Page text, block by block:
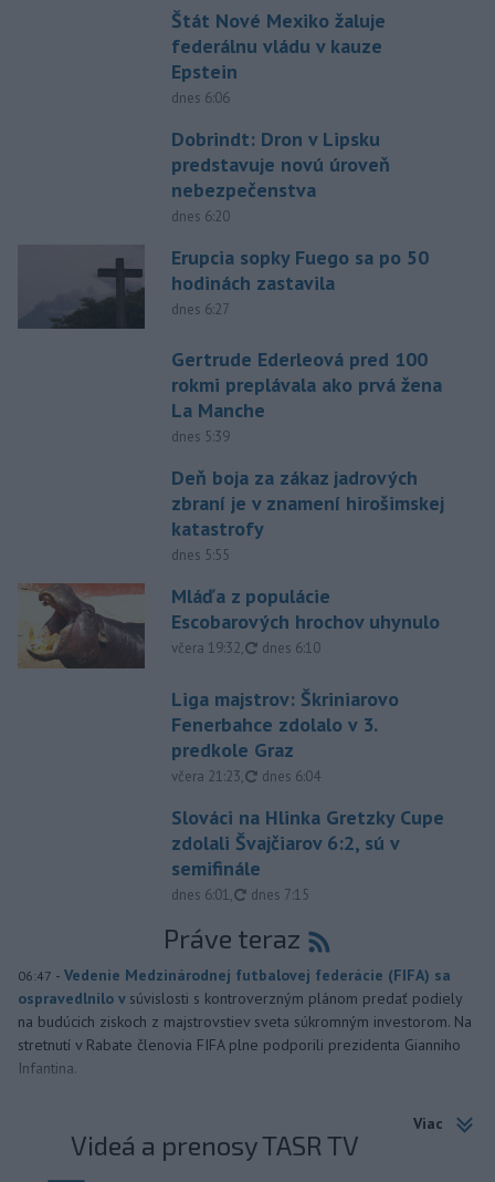
Štát Nové Mexiko žaluje
federálnu vládu v kauze
Epstein
dnes 6:06
Dobrindt: Dron v Lipsku
predstavuje novú úroveň
nebezpečenstva
dnes 6:20
Erupcia sopky Fuego sa po 50
hodinách zastavila
dnes 6:27
Gertrude Ederleová pred 100
rokmi preplávala ako prvá žena
La Manche
dnes 5:39
Deň boja za zákaz jadrových
zbraní je v znamení hirošimskej
katastrofy
dnes 5:55
Mláďa z populácie
Escobarových hrochov uhynulo
včera 19:32, aktualizované
dnes 6:10
Liga majstrov: Škriniarovo
Fenerbahce zdolalo v 3.
predkole Graz
včera 21:23, aktualizované
dnes 6:04
Slováci na Hlinka Gretzky Cupe
zdolali Švajčiarov 6:2, sú v
semifinále
dnes 6:01, aktualizované
dnes 7:15
Práve teraz
06:47 - Vedenie Medzinárodnej futbalovej federácie (FIFA) sa
ospravedlnilo v súvislosti s kontroverzným plánom predať podiely
na budúcich ziskoch z majstrovstiev sveta súkromným investorom. Na
stretnutí v Rabate členovia FIFA plne podporili prezidenta Gianniho
Infantina.
Viac
Videá a prenosy TASR TV